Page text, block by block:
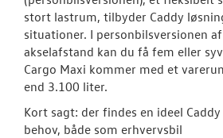
stort lastrum, tilbyder Caddy
situationer. I personbilsversionen
akselafstand kan du få fem eller
Cargo Maxi kommer med et
end 3.100 liter.
Kort sagt: der findes en ideel
behov, både som erhvervsbil